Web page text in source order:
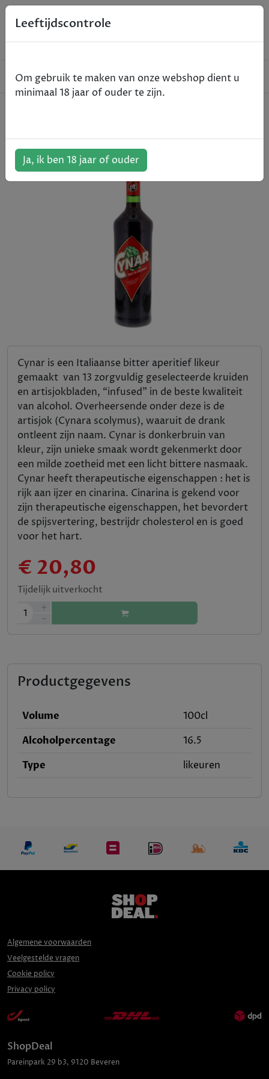
Home Spirits Cynar - Likeuren - 100cl
Cynar is een Italiaanse bitter aperitief likeur
gemaakt van 13 zorgvuldig geselecteerde kruiden
en artisjokbladen, “infused” in de beste kwaliteit
van alcohol. Overheersende onder deze is de
artisjok (Cynara scolymus), waaruit de drank
ontleent zijn naam. Cynar is donkerbruin van
kleur, zijn unieke smaak wordt gekenmerkt door
een milde zoetheid met een licht bittere nasmaak.
Cynar heeft therapeutische eigenschappen : het is
rijk aan ijzer en cinarina. Cinarina is gekend voor
zijn therapeutische eigenschappen, het bevordert
de spijsvertering, bestrijdr cholesterol en is goed
voor het hart.
€ 20,80
Tijdelijk uitverkocht
1
+
-
Productgegevens
Volume
100cl
Alcoholpercentage
16.5
Type
likeuren
ShopDeal
Pareinpark 29 b3, 9120 Beveren
Algemene voorwaarden
Veelgestelde vragen
Cookie policy
Privacy policy
Leeftijdscontrole
Om gebruik te maken van onze webshop dient u
minimaal 18 jaar of ouder te zijn.
Ja, ik ben 18 jaar of ouder